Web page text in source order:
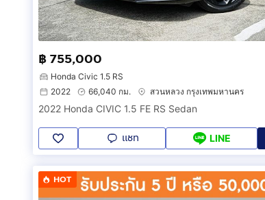
฿ 755,000
Honda Civic 1.5 RS
2022
66,040 กม. สวนหลวง กรุงเทพมหานคร
2022 Honda CIVIC 1.5 FE RS Sedan
แชท LINE
HOT